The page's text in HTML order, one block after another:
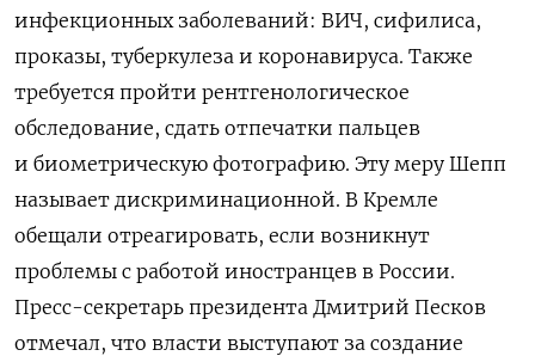
инфекционных заболеваний: ВИЧ, сифилиса,
проказы, туберкулеза и коронавируса. Также
требуется пройти рентгенологическое
обследование, сдать отпечатки пальцев
и биометрическую фотографию. Эту меру Шепп
называет дискриминационной. В Кремле
обещали отреагировать, если возникнут
проблемы с работой иностранцев в России.
Пресс-секретарь президента Дмитрий Песков
отмечал, что власти выступают за создание